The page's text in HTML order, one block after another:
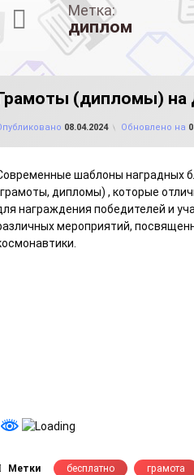
Метка:
диплом
(дипломы) на
08.04.2024 Обновлено на
шаблоны наградных
дипломы) , которые
награждения победителей и
мероприятий,
Метки бесплатно грамота